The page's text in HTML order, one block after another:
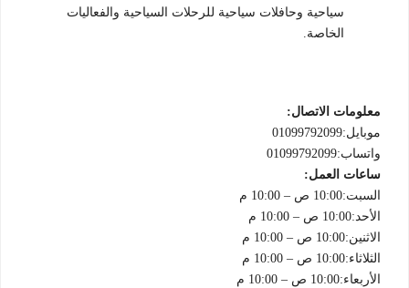
سياحية وحافلات سياحية للرحلات السياحية والفعاليات
الخاصة.
معلومات الاتصال:
موبايل:01099792099
واتساب:01099792099
ساعات العمل:
السبت:10:00 ص – 10:00 م
الأحد:10:00 ص – 10:00 م
الاثنين:10:00 ص – 10:00 م
الثلاثاء:10:00 ص – 10:00 م
الأربعاء:10:00 ص – 10:00 م